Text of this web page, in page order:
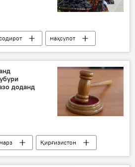
маҳсулот
доданд
марз
Қирғизистон
убури ғайримуҷоз